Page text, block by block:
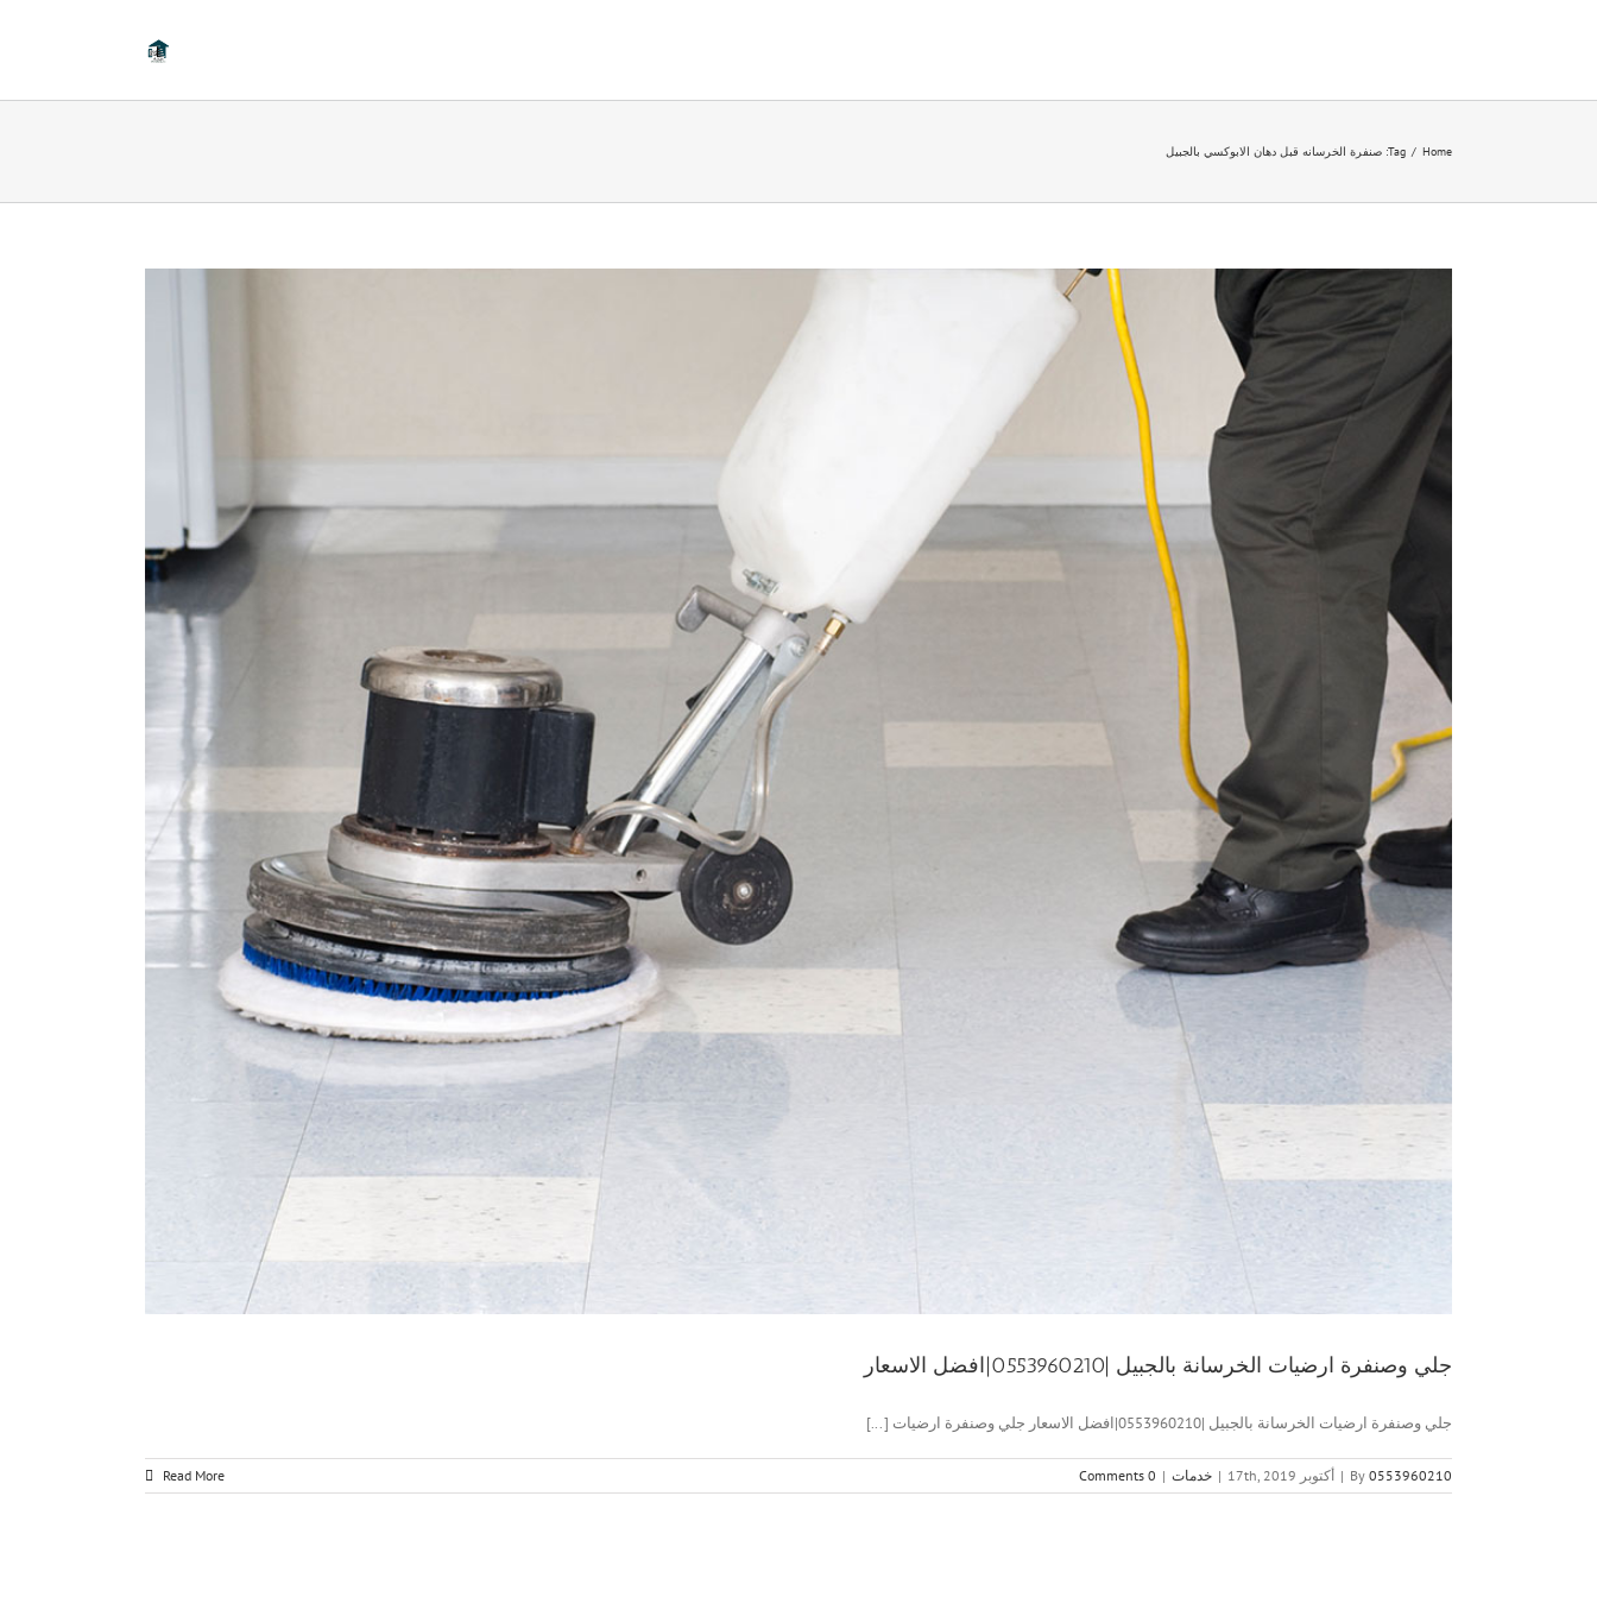
Home
/
Tag: صنفرة الخرسانه قبل دهان الابوكسي بالجبيل
جلي وصنفرة ارضيات الخرسانة بالجبيل |0553960210|افضل الاسعار
جلي وصنفرة ارضيات الخرسانة بالجبيل |0553960210|افضل الاسعار جلي وصنفرة ارضيات [...]
By 0553960210
| أكتوبر 17th, 2019 | خدمات |
0 Comments
Read More